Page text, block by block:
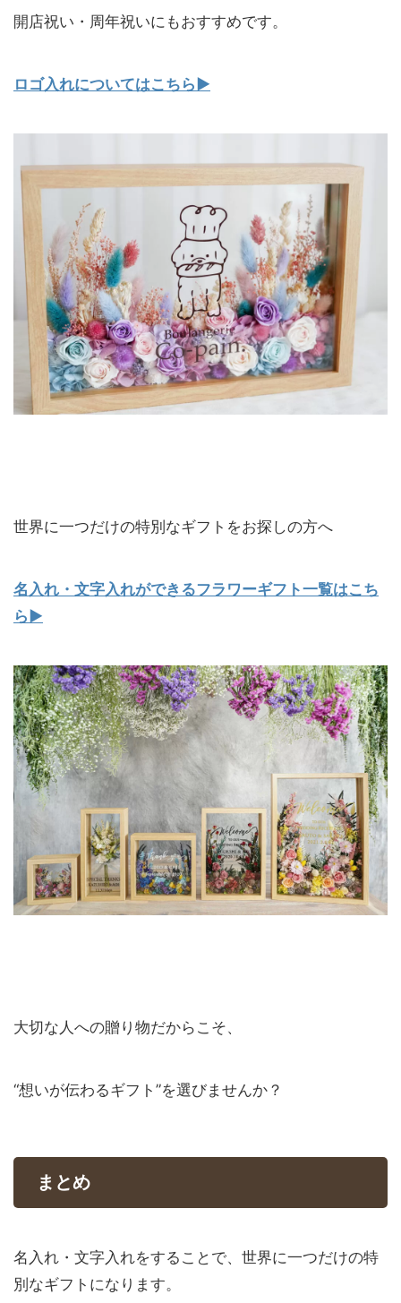
開店祝い・周年祝いにもおすすめです。
ロゴ入れについてはこちら▶
世界に一つだけの特別なギフトをお探しの方へ
名入れ・文字入れができるフラワーギフト一覧はこち
ら▶
大切な人への贈り物だからこそ、
“想いが伝わるギフト”を選びませんか？
まとめ
名入れ・文字入れをすることで、世界に一つだけの特
別なギフトになります。